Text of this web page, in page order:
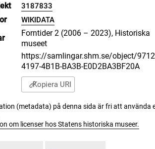
3187833
WIKIDATA
Forntider 2 (2006 – 2023), Historiska
museet
https://samlingar.shm.se/object/
4197-4B1B-BA3B-E0D2BA3BF20A
Kopiera URI
(metadata) på denna sida är fri att använda
om licenser hos Statens historiska museer.